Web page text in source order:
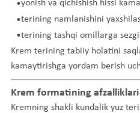
yonish va qichishish hissi
terining namlanishini
terining tashqi omillarga
Krem terining tabiiy holatini
kamaytirishga yordam berish
Krem formatining afzalliklari
Kremning shakli kundalik yuz